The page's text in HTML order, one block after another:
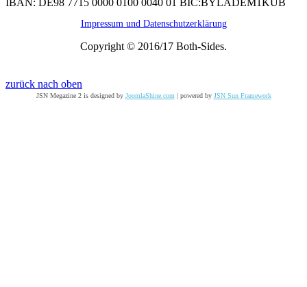
IBAN: DE98 7715 0000 0100 0040 01 BIC:BYLADEM1KUB
Impressum und Datenschutzerklärung
Copyright © 2016/17 Both-Sides.
zurück nach oben
JSN Megazine 2 is designed by JoomlaShine.com | powered by JSN Sun Framework